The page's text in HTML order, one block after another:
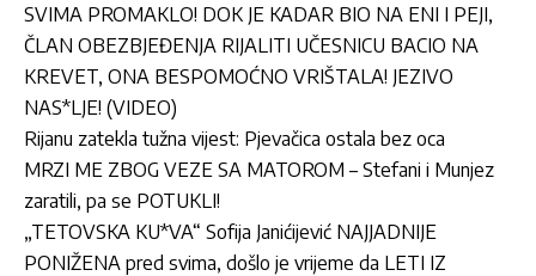
SVIMA PROMAKLO! DOK JE KADAR BIO NA ENI I PEJI,
ČLAN OBEZBJEĐENJA RIJALITI UČESNICU BACIO NA
KREVET, ONA BESPOMOĆNO VRIŠTALA! JEZIVO
NAS*LJE! (VIDEO)
Rijanu zatekla tužna vijest: Pjevačica ostala bez oca
MRZI ME ZBOG VEZE SA MATOROM – Stefani i Munjez
zaratili, pa se POTUKLI!
„TETOVSKA KU*VA“ Sofija Janićijević NAJJADNIJE
PONIŽENA pred svima, došlo je vrijeme da LETI IZ